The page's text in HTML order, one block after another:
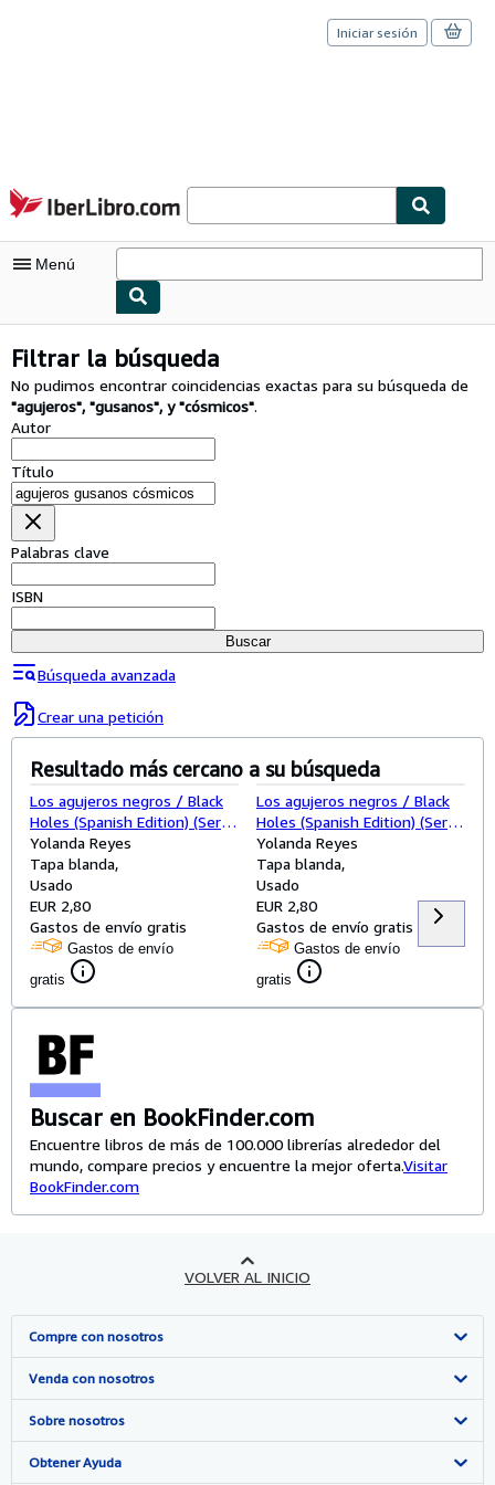
Pasar al contenido principal
IberLibro.com
Iniciar sesión
Menú
Consultar mis pedidos
Cerrar sesión
Búsqueda avanzada
Colecciones
Libros antiguos
Vendedores
Comenzar a vender
Filtrar la búsqueda
No pudimos encontrar coincidencias exactas para su búsqueda de
"agujeros", "gusanos", y "cósmicos".
Autor
Título
Palabras clave
ISBN
Buscar
Búsqueda avanzada
Crear una petición
Resultado más cercano a su búsqueda
Los agujeros negros / Black
Holes (Spanish Edition) (Serie
Naranja)
Yolanda Reyes
Tapa blanda
Usado
EUR 2,80
Gastos de envío gratis
Gastos de envío
gratis
Los agujeros negros / Black
Holes (Spanish Edition) (Serie
Naranja)
Yolanda Reyes
Tapa blanda
Usado
EUR 2,80
Gastos de envío gratis
Gastos de envío
gratis
Buscar en BookFinder.com
Encuentre libros de más de 100.000 librerías alrededor del
mundo, compare precios y encuentre la mejor oferta.Visitar
BookFinder.com
VOLVER AL INICIO
Compre con nosotros
Búsqueda avanzada
Colecciones
Mi cuenta
Venda con nosotros
Comenzar a vender
Únase a nuestro programa de afiliados
Sobre nosotros
Sobre IberLibro
Obtener Ayuda